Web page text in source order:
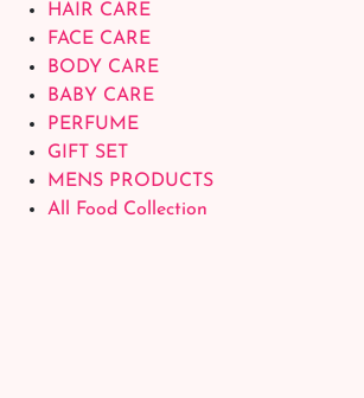
HAIR CARE
FACE CARE
BODY CARE
BABY CARE
PERFUME
GIFT SET
MENS PRODUCTS
All Food Collection